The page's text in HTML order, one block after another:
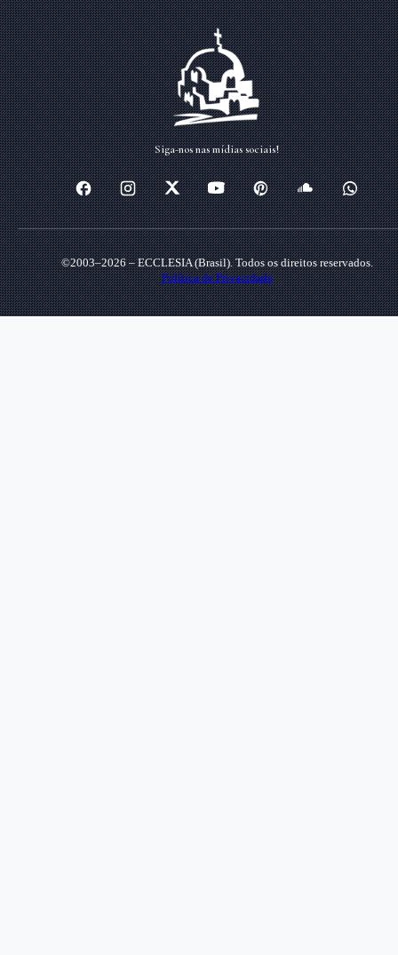
Siga-nos nas mídias sociais!
©2003–2026 – ECCLESIA (Brasil). Todos os direitos reservados.
Política de Privacidade